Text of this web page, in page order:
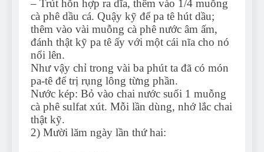
– Trút hỗn hợp ra dĩa, thêm vào 1/4 muỗng
cà phê dầu cá. Quậy kỹ để pa tê hút dầu;
thêm vào vài muỗng cà phê nước âm ấm,
đánh thật kỹ pa tê ấy với một cái nĩa cho nó
nổi lên.
Như vậy chỉ trong vài ba phút ta đã có món
pa-tê để trị rụng lông từng phần.
Nước kép: Bỏ vào chai nước suối 1 muỗng
cà phê sulfat xút. Mỗi lần dùng, nhớ lắc chai
thật kỹ.
2) Mười lăm ngày lần thứ hai: